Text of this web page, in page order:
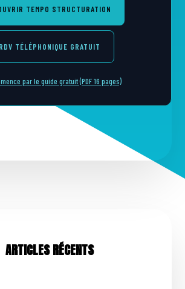
TEMPO STRUCTURATION
RDV TÉLÉPHONIQUE GRATUIT
par le guide gratuit (PDF 16 pages)
ARTICLES RÉCENTS